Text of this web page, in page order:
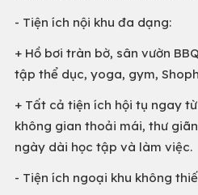
- Tiện ích nội khu đa dạng:
+ Hồ bơi tràn bờ, sân vườn
tập thể dục, yoga, gym,
+ Tất cả tiện ích hội tụ ngay
không gian thoải mái, thư
ngày dài học tập và làm việc.
- Tiện ích ngoại khu không